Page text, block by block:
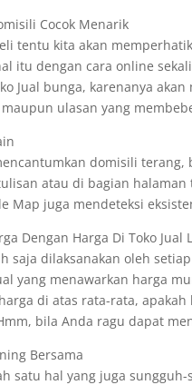
Cocok Menarik
tentu kita akan
itu dengan cara online
Jual bunga, karenanya
ulasan yang
domisili
atau di bagian
Map juga mendeteksi
Dengan Harga Di Toko Jual
saja dilaksanakan oleh
yang menawarkan harga
di atas rata-rata,
bila Anda ragu dapat
Bersama
satu hal yang juga